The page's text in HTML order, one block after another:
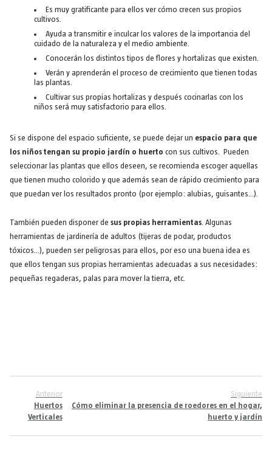
Es muy gratificante para ellos ver cómo crecen sus propios
cultivos.
Ayuda a transmitir e inculcar los valores de la importancia del
cuidado de la naturaleza y el medio ambiente.
Conocerán los distintos tipos de flores y hortalizas que existen.
Verán y aprenderán el proceso de crecimiento que tienen todas
las plantas.
Cultivar sus propias hortalizas y después cocinarlas con los
niños será muy satisfactorio para ellos.
Si se dispone del espacio suficiente, se puede dejar un espacio para que
los niños tengan su propio jardín o huerto con sus cultivos. Pueden
seleccionar las plantas que ellos deseen, se recomienda escoger aquellas
que tienen mucho colorido y que además sean de rápido crecimiento para
que puedan ver los resultados pronto (por ejemplo: alubias, guisantes…).
También pueden disponer de sus propias herramientas. Algunas
herramientas de jardinería de adultos (tijeras de podar, productos
tóxicos…), pueden ser peligrosas para ellos, por eso una buena idea es
que ellos tengan sus propias herramientas adecuadas a sus necesidades:
pequeñas regaderas, palas para mover la tierra, etc.
Anterior
Huertos
Verticales
Siguiente
Cómo eliminar la presencia de roedores en el hogar,
huerto y jardín